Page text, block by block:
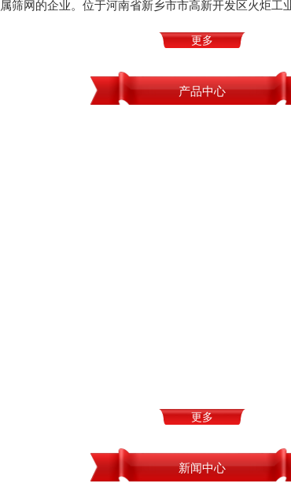
网的企业。位于河南省新乡市市高新开发区火炬工
更多
产品中心
更多
新闻中心